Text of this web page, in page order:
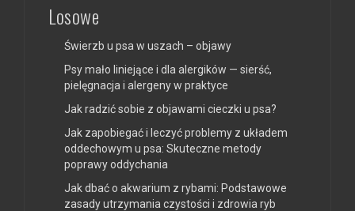
Losowe
Świerzb u psa w uszach – objawy
Psy mało liniejące i dla alergików — sierść,
pielęgnacja i alergeny w praktyce
Jak radzić sobie z objawami cieczki u psa?
Jak zapobiegać i leczyć problemy z układem
oddechowym u psa: Skuteczne metody
poprawy oddychania
Jak dbać o akwarium z rybami: Podstawowe
zasady utrzymania czystości i zdrowia ryb